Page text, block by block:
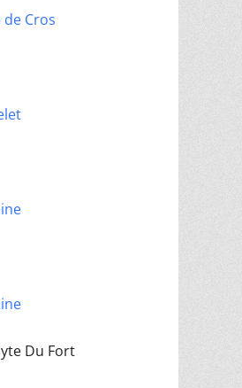
de Cros
Du Fort